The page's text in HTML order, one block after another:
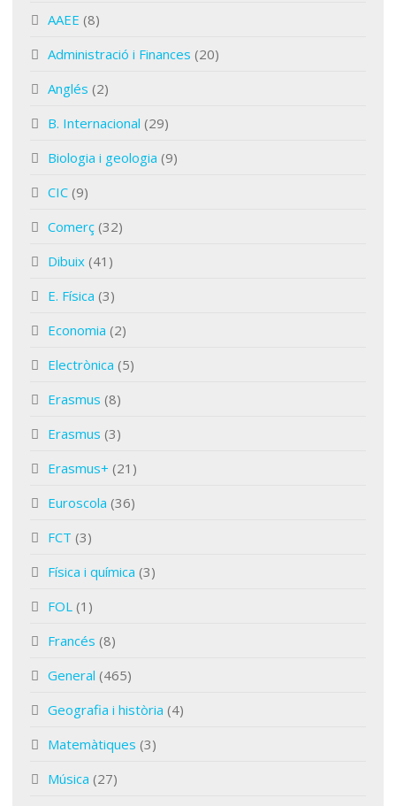
AAEE (8)
Administració i Finances (20)
Anglés (2)
B. Internacional (29)
Biologia i geologia (9)
CIC (9)
Comerç (32)
Dibuix (41)
E. Física (3)
Economia (2)
Electrònica (5)
Erasmus (8)
Erasmus (3)
Erasmus+ (21)
Euroscola (36)
FCT (3)
Física i química (3)
FOL (1)
Francés (8)
General (465)
Geografia i història (4)
Matemàtiques (3)
Música (27)